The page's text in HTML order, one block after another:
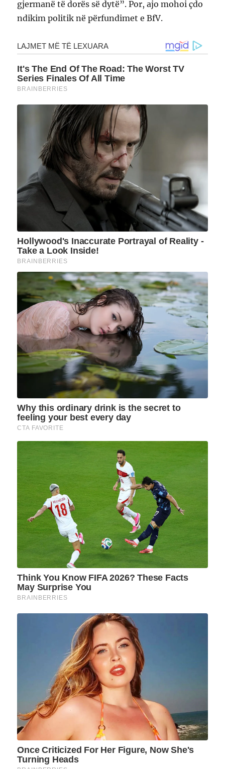
gjermanë të dorës së dytë”. Por, ajo mohoi çdo
ndikim politik në përfundimet e BfV.